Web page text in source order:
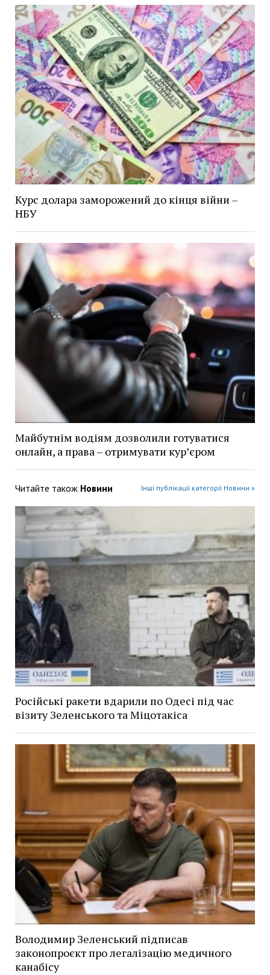
Курс долара заморожений до кінця війни –
НБУ
Майбутнім водіям дозволили готуватися
онлайн, а права – отримувати кур’єром
Читайте також Новини Інші публікації категорії Новини »
Російські ракети вдарили по Одесі під час
візиту Зеленського та Міцотакіса
Володимир Зеленський підписав
законопроєкт про легалізацію медичного
канабісу